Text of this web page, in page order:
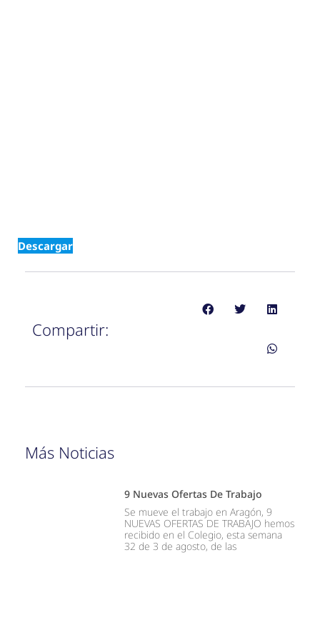
Descargar
Compartir:
Más Noticias
9 Nuevas Ofertas De Trabajo
Se mueve el trabajo en Aragón, 9
NUEVAS OFERTAS DE TRABAJO hemos
recibido en el Colegio, esta semana
32 de 3 de agosto, de las